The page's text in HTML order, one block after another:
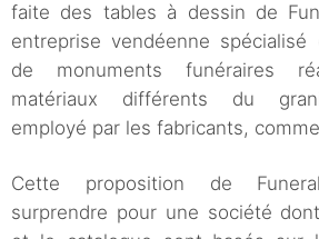
faite des tables à dessin de
entreprise vendéenne spécialisé
de monuments funéraires
matériaux différents du
employé par les fabricants,
Cette proposition de
surprendre pour une société